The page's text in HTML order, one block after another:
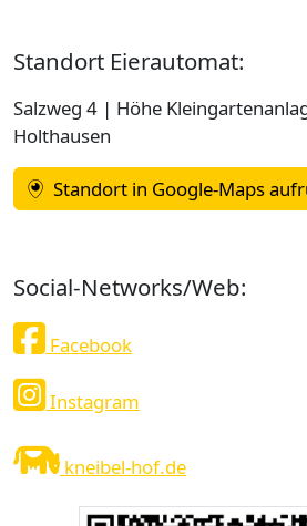
Standort Eierautomat:
Salzweg 4 | Höhe
Holthausen
Standort in Google-Maps
Social-Networks/Web:
Facebook
Instagram
kneibel-hof.de
weitergegeben.
Name:
_pk_ses, _pk_id